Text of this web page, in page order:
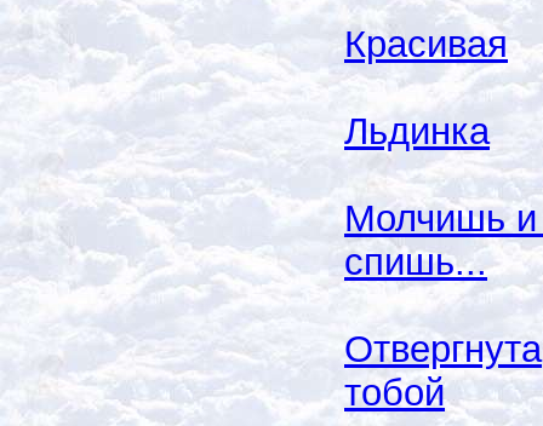
Красивая
Льдинка
Молчишь и
спишь...
Отвергнута
тобой